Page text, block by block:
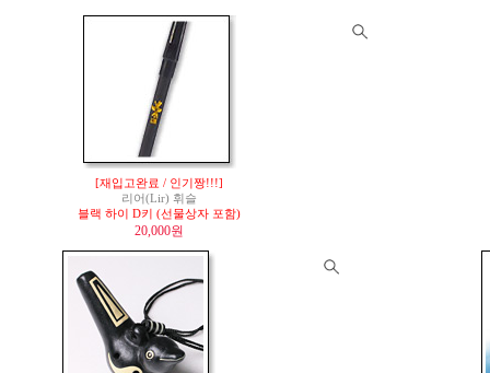
[재입고완료 / 인기짱!!!]
리어(Lir) 휘슬
블랙 하이 D키 (선물상자 포함)
20,000원